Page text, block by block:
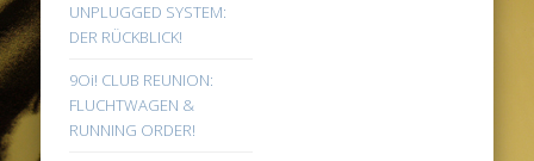
UNPLUGGED SYSTEM:
DER RÜCKBLICK!
9Oi! CLUB REUNION:
FLUCHTWAGEN &
RUNNING ORDER!